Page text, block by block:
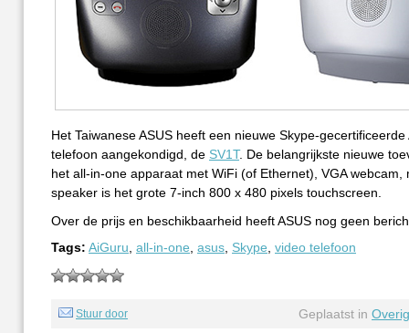
Het Taiwanese ASUS heeft een nieuwe Skype-
telefoon aangekondigd, de SV1T. De belangrijkste nieuwe
het all-in-one apparaat met WiFi (of Ethernet), VGA webcam,
speaker is het grote 7-inch 800 x 480 pixels touchscreen.
Over de prijs en beschikbaarheid heeft ASUS nog geen
Tags: AiGuru all-in-one asus Skype video telefoon
Stuur door Geplaatst in